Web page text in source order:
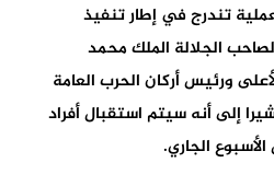
تندرج في إطار تنفيذ
الجلالة الملك محمد
ورئيس أركان الحرب العامة
إلى أنه سيتم استقبال أفراد
الجاري.